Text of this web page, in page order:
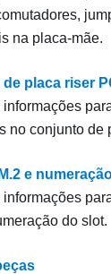
na placa-mãe.
placa riser
informações
no conjunto de
e
informações
do slot.